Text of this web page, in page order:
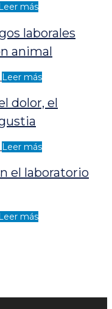
Leer más
laborales
animal
Leer más
dolor, el
Leer más
el laboratorio
Leer más